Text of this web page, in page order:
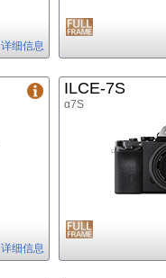
详细信息
详细信息
ILCE-7S
α7S